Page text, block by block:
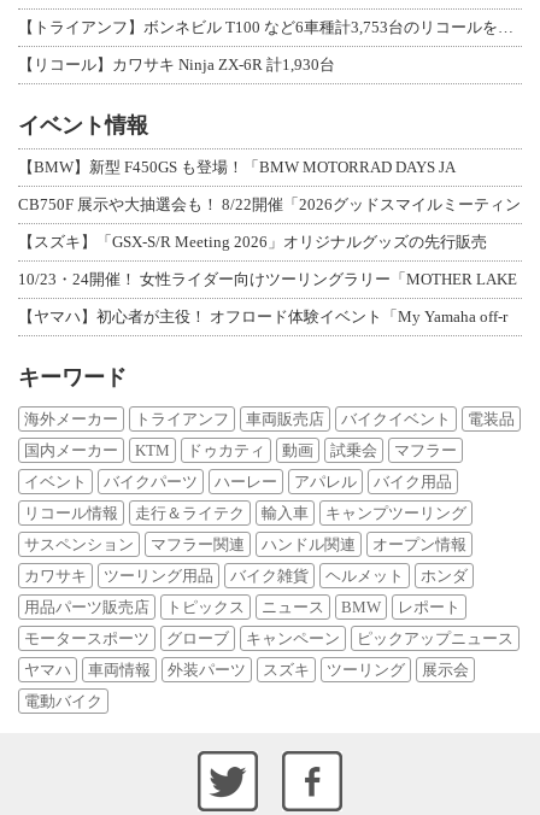
【トライアンフ】ボンネビル T100 など6車種計3,753台のリコールを発表
【リコール】カワサキ Ninja ZX-6R 計1,930台
イベント情報
【BMW】新型 F450GS も登場！「BMW MOTORRAD DAYS JA
CB750F 展示や大抽選会も！ 8/22開催「2026グッドスマイルミーティン
【スズキ】「GSX-S/R Meeting 2026」オリジナルグッズの先行販売
10/23・24開催！ 女性ライダー向けツーリングラリー「MOTHER LAKE
【ヤマハ】初心者が主役！ オフロード体験イベント「My Yamaha off-r
キーワード
海外メーカー トライアンフ 車両販売店 バイクイベント
電装品
国内メーカー
KTM ドゥカティ 動画 試乗会
マフラー
イベント
バイクパーツ ハーレー アパレル
バイク用品
リコール情報
走行＆ライテク 輸入車
キャンプツーリング
サスペンション
マフラー関連 ハンドル関連
オープン情報
カワサキ
ツーリング用品 バイク雑貨 ヘルメット
ホンダ
用品パーツ販売店
トピックス ニュース BMW
レポート
モータースポーツ
グローブ キャンペーン
ピックアップニュース
ヤマハ
車両情報 外装パーツ スズキ ツーリング
展示会
電動バイク